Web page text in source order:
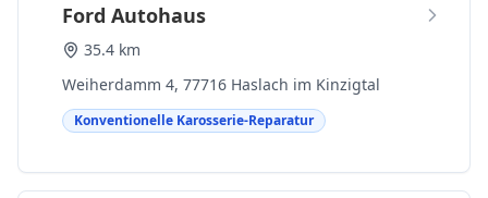
Ford Autohaus
35.4 km
Weiherdamm 4, 77716 Haslach im Kinzigtal
Konventionelle Karosserie-Reparatur